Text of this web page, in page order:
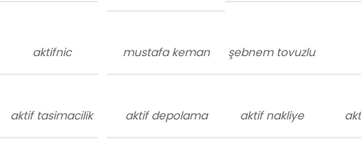
aktifnic mustafa keman şebnem tovuzlu
aktif tasimacilik aktif depolama aktif nakliye